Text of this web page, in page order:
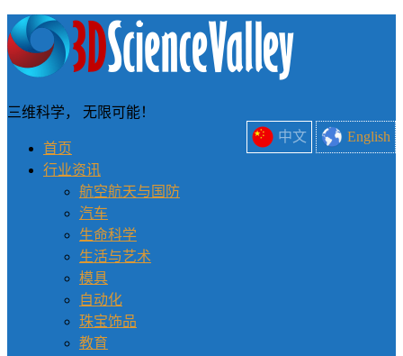
中文 English
三维科学， 无限可能！
首页
行业资讯
航空航天与国防
汽车
生命科学
生活与艺术
模具
自动化
珠宝饰品
教育